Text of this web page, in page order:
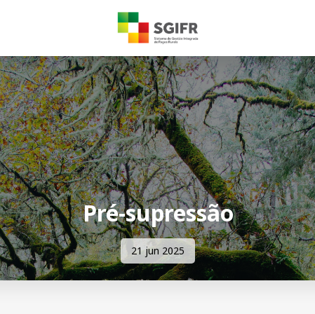
Pré-supressão
21 jun 2025